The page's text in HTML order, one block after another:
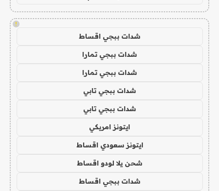
!
شدات ببجي اقساط
شدات ببجي تمارا
شدات ببجي تمارا
شدات ببجي تابي
شدات ببجي تابي
ايتونز امريكي
ايتونز سعودي اقساط
شحن يلا لودو اقساط
شدات ببجي اقساط